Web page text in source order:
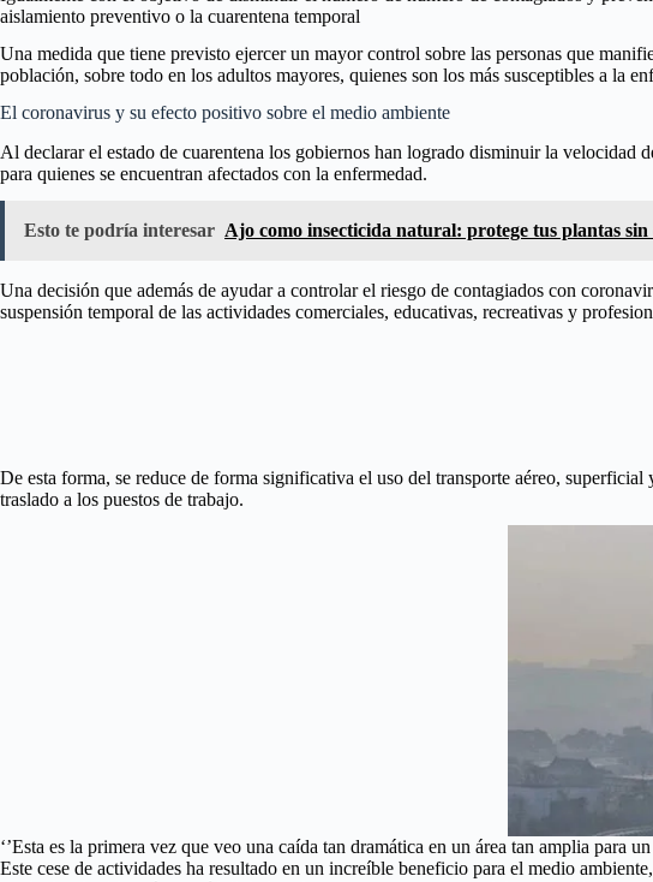
aislamiento preventivo o la cuarentena temporal
Una medida que tiene previsto ejercer un mayor control sobre las personas que
población, sobre todo en los adultos mayores, quienes son los más susceptibles a la
El coronavirus y su efecto positivo sobre el medio ambiente
Al declarar el estado de cuarentena los gobiernos han logrado disminuir la
para quienes se encuentran afectados con la enfermedad.
Esto te podría interesar Ajo como insecticida natural: protege tus plantas sin
Una decisión que además de ayudar a controlar el riesgo de contagiados con
suspensión temporal de las actividades comerciales, educativas, recreativas y
De esta forma, se reduce de forma significativa el uso del transporte aéreo,
traslado a los puestos de trabajo.
‘’Esta es la primera vez que veo una caída tan dramática en un área tan amplia
Este cese de actividades ha resultado en un increíble beneficio para el medio